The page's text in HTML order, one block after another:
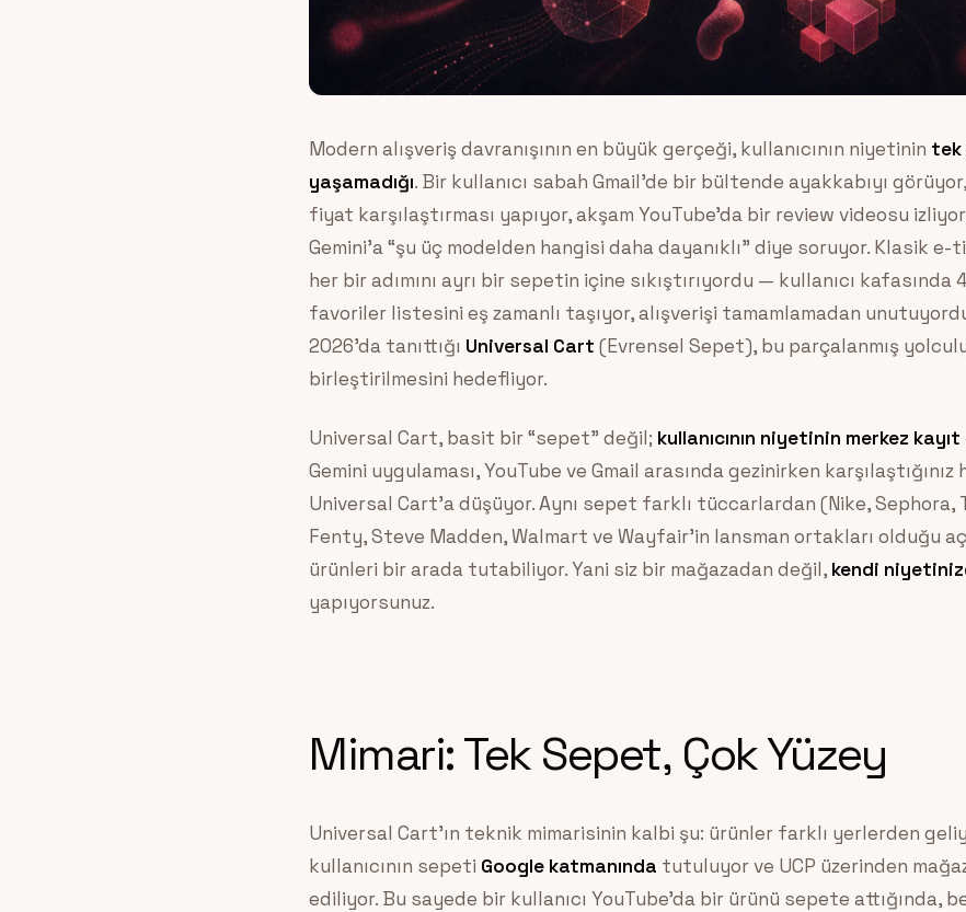
Modern alışveriş davranışının en büyük gerçeği, kullanıcının niyetinin tek
yaşamadığı. Bir kullanıcı sabah Gmail’de bir bültende ayakkabıyı
fiyat karşılaştırması yapıyor, akşam YouTube’da bir review videosu
Gemini’a “şu üç modelden hangisi daha dayanıklı” diye soruyor. Klasik
her bir adımını ayrı bir sepetin içine sıkıştırıyordu — kullanıcı
favoriler listesini eş zamanlı taşıyor, alışverişi tamamlamadan unutuyordu.
2026’da tanıttığı Universal Cart (Evrensel Sepet), bu parçalanmış
birleştirilmesini hedefliyor.
Universal Cart, basit bir “sepet” değil; kullanıcının niyetinin merkez
Gemini uygulaması, YouTube ve Gmail arasında gezinirken
Universal Cart’a düşüyor. Aynı sepet farklı tüccarlardan (Nike,
Fenty, Steve Madden, Walmart ve Wayfair’in lansman ortakları olduğu
ürünleri bir arada tutabiliyor. Yani siz bir mağazadan değil, kendi
yapıyorsunuz.
Mimari: Tek Sepet, Çok Yüzey
Universal Cart’ın teknik mimarisinin kalbi şu: ürünler farklı yerlerden
kullanıcının sepeti Google katmanında tutuluyor ve UCP üzerinden
ediliyor. Bu sayede bir kullanıcı YouTube’da bir ürünü sepete attığında,